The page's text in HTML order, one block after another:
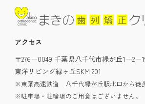
アクセス
〒276ー0049 千葉県八千代市緑が丘1ー2ー
東洋リビング緑ヶ丘SKM 201
※東葉高速鉄道 八千代緑が丘駅北口から徒
※駐車場・駐輪場のご用意はございません。